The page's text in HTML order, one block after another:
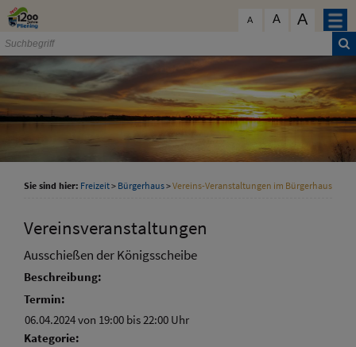
Zum Inhalt
A A A
Sie sind hier: Freizeit> Bürgerhaus>Vereins-Veranstaltungen im Bürgerhaus
Vereinsveranstaltungen
Ausschießen der Königsscheibe
Beschreibung:
Termin:
06.04.2024 von 19:00 bis 22:00 Uhr
Kategorie:
schließen